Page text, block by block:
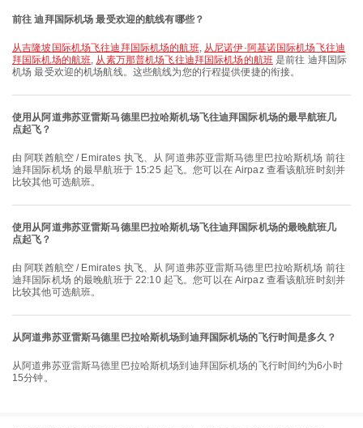
前往 迪拜国际机场 最受欢迎的航线有哪些？
从吉隆坡国际机场飞往迪拜国际机场的航班, 从尼诺伊·阿基诺国际机场飞往迪
拜国际机场的航班, 从素万那普机场飞往迪拜国际机场的航班是前往 迪拜国际
机场 最受欢迎的机场航线。这些航线为您的行程提供便捷的衔接。
使用从阿道弗苏亚雷斯马德里巴拉哈斯机场飞往迪拜国际机场的最早航班几
点起飞？
由 阿联酋航空 / Emirates 执飞、从 阿道弗苏亚雷斯马德里巴拉哈斯机场 前往
迪拜国际机场 的最早航班于 15:25 起飞。您可以在 Airpaz 查看该航班时刻并
比较其他可选航班。
使用从阿道弗苏亚雷斯马德里巴拉哈斯机场飞往迪拜国际机场的最晚航班几
点起飞？
由 阿联酋航空 / Emirates 执飞、从 阿道弗苏亚雷斯马德里巴拉哈斯机场 前往
迪拜国际机场 的最晚航班于 22:10 起飞。您可以在 Airpaz 查看该航班时刻并
比较其他可选航班。
从阿道弗苏亚雷斯马德里巴拉哈斯机场到迪拜国际机场的飞行时间是多久？
从阿道弗苏亚雷斯马德里巴拉哈斯机场到迪拜国际机场的飞行时间约为6小时
15分钟。